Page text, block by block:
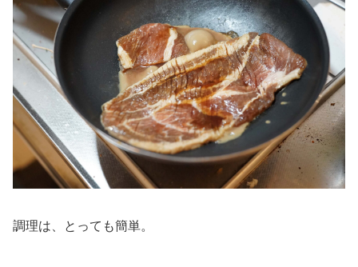
調理は、とっても簡単。